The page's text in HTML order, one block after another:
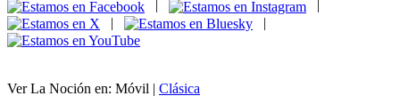
|
|
Ver La Noción en: Móvil | Clásica